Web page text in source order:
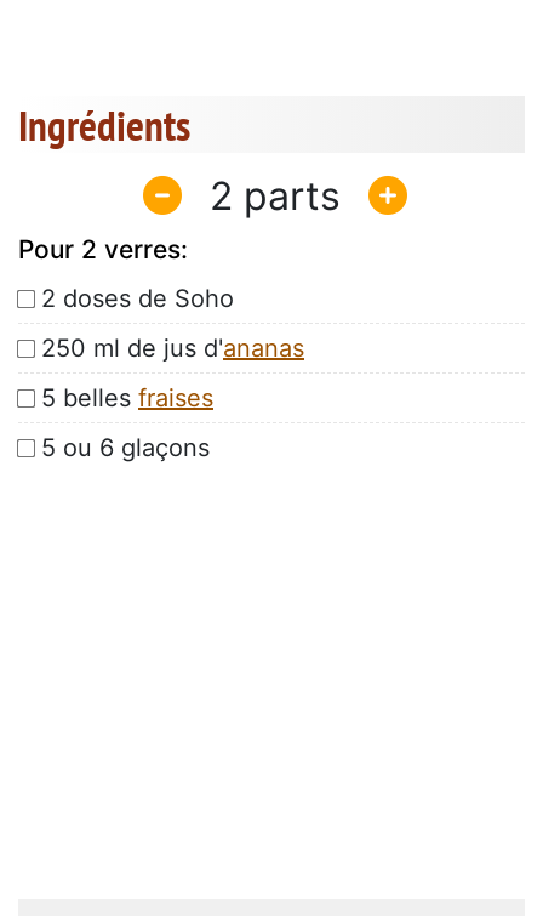
Ingrédients
2
Pour 2 verres:
2 doses de Soho
250 ml de jus d'ananas
5 belles fraises
5 ou 6 glaçons